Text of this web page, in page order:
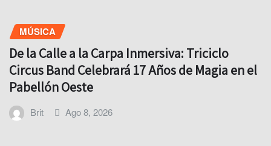
MÚSICA
De la Calle a la Carpa Inmersiva: Triciclo
Circus Band Celebrará 17 Años de Magia en el
Pabellón Oeste
Brit Ago 8, 2026